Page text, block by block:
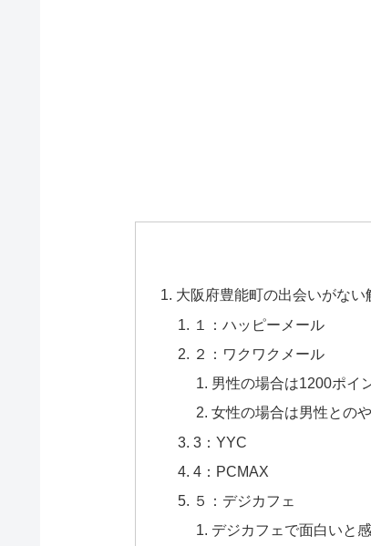
大阪府豊能町の出会いがな
１：ハッピーメール
２：ワクワクメール
男性の場合は1200ポイ
女性の場合は男性との
3：YYC
4：PCMAX
５：デジカフェ
デジカフェで面白いと